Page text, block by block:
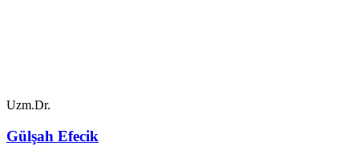
Uzm.Dr.
Gülşah Efecik